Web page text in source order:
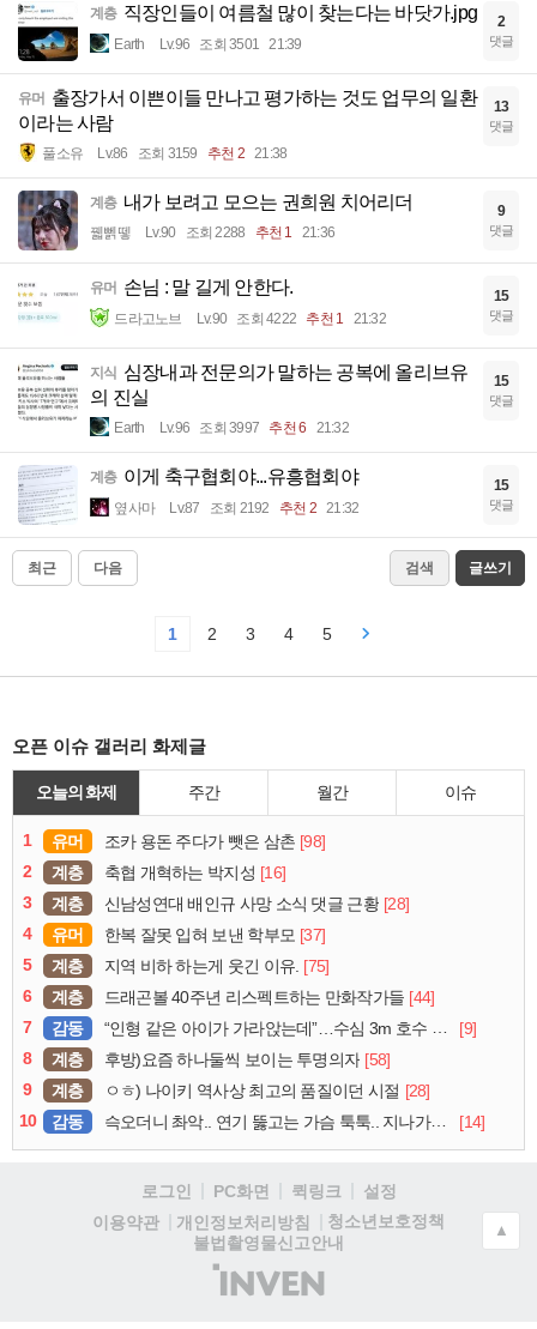
계층 직장인들이 여름철 많이 찾는다는 바닷가.jpg
Earth Lv.96 조회 3501 21:39
2
댓글
유머 출장가서 이쁜이들 만나고 평가하는 것도 업무의 일환
이라는 사람
풀소유 Lv.86 조회 3159 추천 2 21:38
13
댓글
계층 내가 보려고 모으는 권희원 치어리더
꿻뻵뗗 Lv.90 조회 2288 추천 1 21:36
9
댓글
유머 손님 : 말 길게 안한다.
드라고노브 Lv.90 조회 4222 추천 1 21:32
15
댓글
지식 심장내과 전문의가 말하는 공복에 올리브유
의 진실
Earth Lv.96 조회 3997 추천 6 21:32
15
댓글
계층 이게 축구협회야...유흥협회야
옆사마 Lv.87 조회 2192 추천 2 21:32
15
댓글
최근 다음 검색 글쓰기
1 2 3 4 5
오픈 이슈 갤러리 화제글
오늘의 화제 주간 월간 이슈
1 유머 조카 용돈 주다가 뺏은 삼촌 [98]
2
계층 축협 개혁하는 박지성 [16]
3
계층 신남성연대 배인규 사망 소식 댓글 근황 [28]
4
유머 한복 잘못 입혀 보낸 학부모 [37]
5
계층 지역 비하 하는게 웃긴 이유. [75]
6
계층 드래곤볼 40주년 리스펙트하는 만화작가들 [44]
7
감동 “인형 같은 아이가 가라앉는데”…수심 3m 호수 뛰어든 60대 의인
[9]
8
계층 후방)요즘 하나둘씩 보이는 투명의자 [58]
9
계층 ㅇㅎ) 나이키 역사상 최고의 품질이던 시절 [28]
10
감동 슥오더니 촤악.. 연기 뚫고는 가슴 툭툭.. 지나가던 아재의 정체 [14]
로그인 PC화면 퀵링크
설정
이용약관
개인정보처리방침
청소년보호정책
불법촬영물신고안내
(주)
인
▲